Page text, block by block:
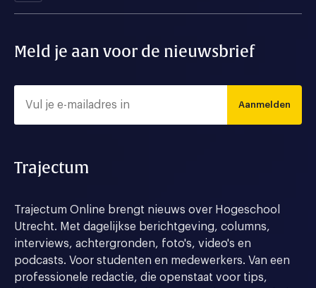
Meld je aan voor de nieuwsbrief
Aanmelden
Trajectum
Trajectum Online brengt nieuws over Hogeschool
Utrecht. Met dagelijkse berichtgeving, columns,
interviews, achtergronden, foto's, video's en
podcasts. Voor studenten en medewerkers. Van een
professionele redactie, die openstaat voor tips,